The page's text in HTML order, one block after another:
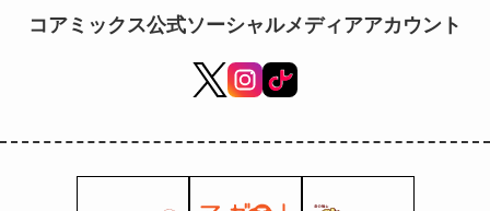
Artist", foi publicado
Canção da Floresta:
コアミックス公式ソーシャルメディアアカウント